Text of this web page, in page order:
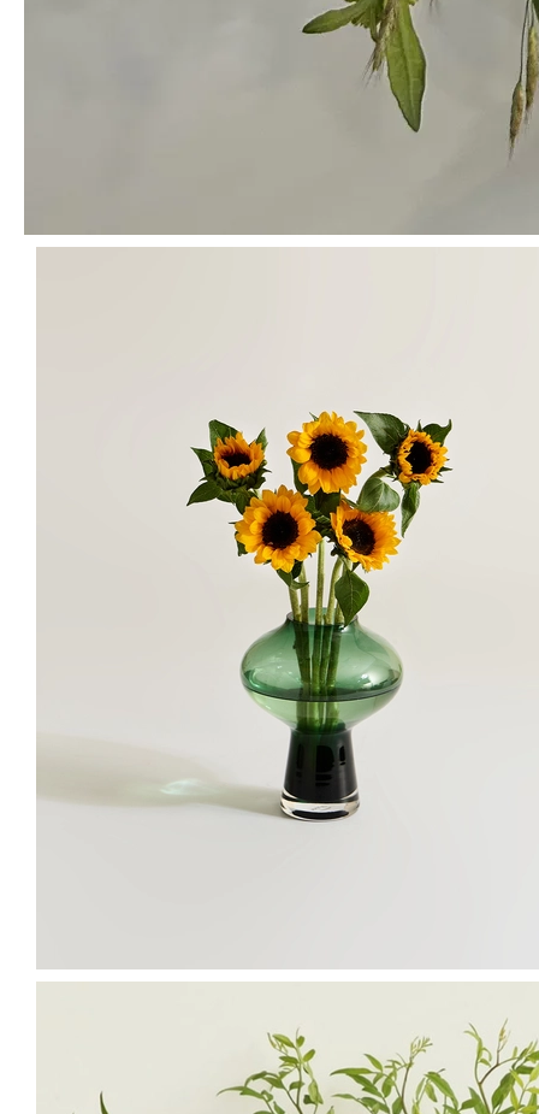
다른 절지류 소재에 비해 물올림이 좋고, 컨디셔닝이 간단해 싱그
Care
이렇게 관리해요
나뭇가지류는 줄기가 단단합니다. 손질하기 편하도록 전지가위를